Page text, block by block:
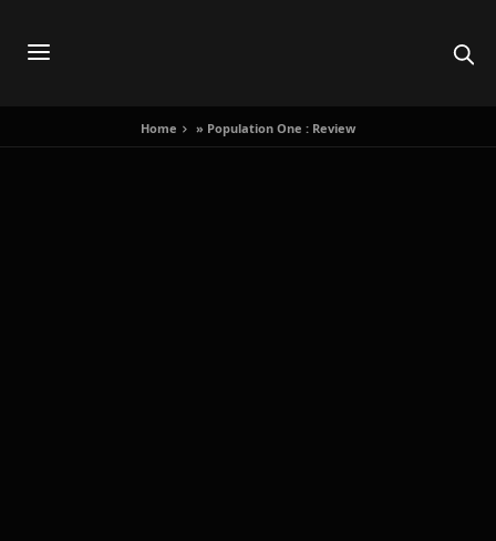
Home » Population One : Review